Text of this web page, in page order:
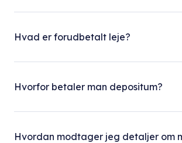
Hvad er forudbetalt leje?
Hvorfor betaler man depositum?
Hvordan modtager jeg detaljer om